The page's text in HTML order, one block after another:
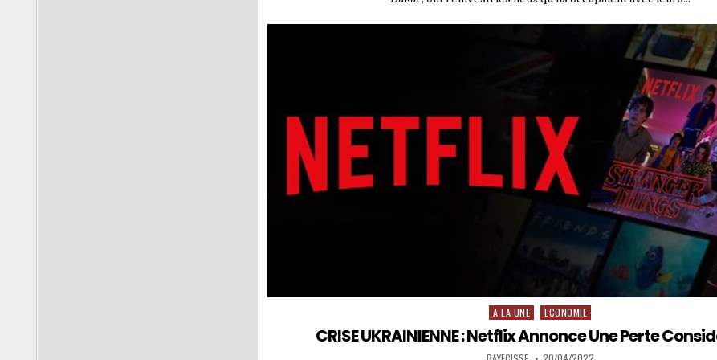
Posted
in
A LA UNE ECONOMIE
CRISE UKRAINIENNE : Netflix Annonce Une Perte